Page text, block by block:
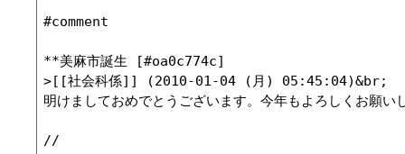
#comment
**美麻市誕生 [#oa0c774c]
>[[社会科係]] (2010-01-04 (月) 05:45:04)&br;
明けましておめでとうございます。今年もよろしくお願
//